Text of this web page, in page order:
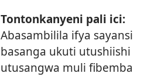
Tontonkanyeni pali ici:
Abasambilila ifya sayansi
basanga ukuti utushiishi
utusangwa muli fibemba